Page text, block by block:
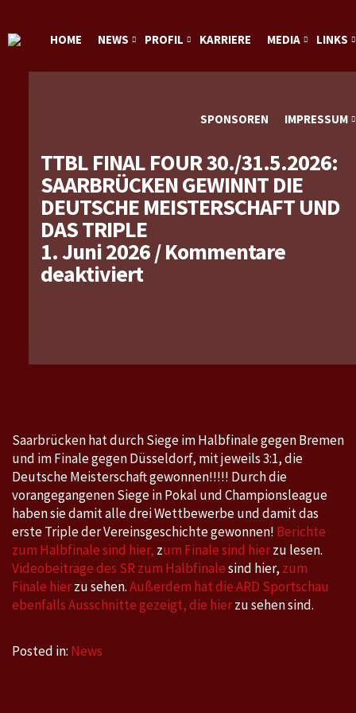
HOME NEWS PROFIL KARRIERE MEDIA LINKS
SPONSOREN IMPRESSUM
TTBL FINAL FOUR 30./31.5.2026:
SAARBRÜCKEN GEWINNT DIE
DEUTSCHE MEISTERSCHAFT UND
DAS TRIPLE
1. Juni 2026/Kommentare
deaktiviertfür
30./31.5.2026:
die
Deutsche
Meisterschaft
und
das
Triple
Saarbrücken hat durch Siege im Halbfinale gegen Bremen
und im Finale gegen Düsseldorf, mit jeweils 3:1, die
Deutsche Meisterschaft gewonnen!!!!! Durch die
vorangegangenen Siege in Pokal und Championsleague
haben sie damit alle drei Wettbewerbe und damit das
erste Triple der Vereinsgeschichte gewonnen! Berichte
zum Halbfinale sind hier, zum Finale sind hierzu lesen.
Videobeiträge des SR zum Halbfinalesind hier, zum
Finale hierzu sehen.Außerdem hat die ARD Sportschau
ebenfalls Ausschnitte gezeigt, die hierzu sehen sind.
Posted in: News